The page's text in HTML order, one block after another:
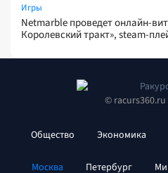
Игры
Netmarble проведет онлайн-
Королевский тракт», steam-
© racurs360.ru
Общество Экономика
Москва Петербург